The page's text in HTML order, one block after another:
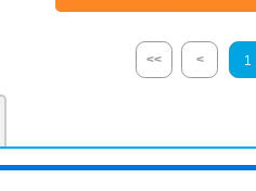
<< < 1